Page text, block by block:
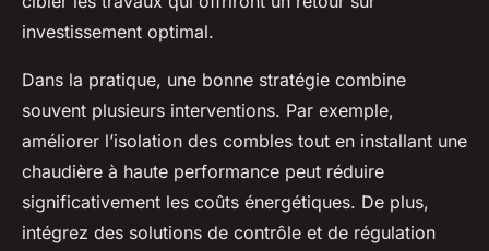
investissement optimal.
Dans la pratique, une bonne stratégie combine
souvent plusieurs interventions. Par exemple,
améliorer l’isolation des combles tout en installant une
chaudière à haute performance peut réduire
significativement les coûts énergétiques. De plus,
intégrez des solutions de contrôle et de régulation